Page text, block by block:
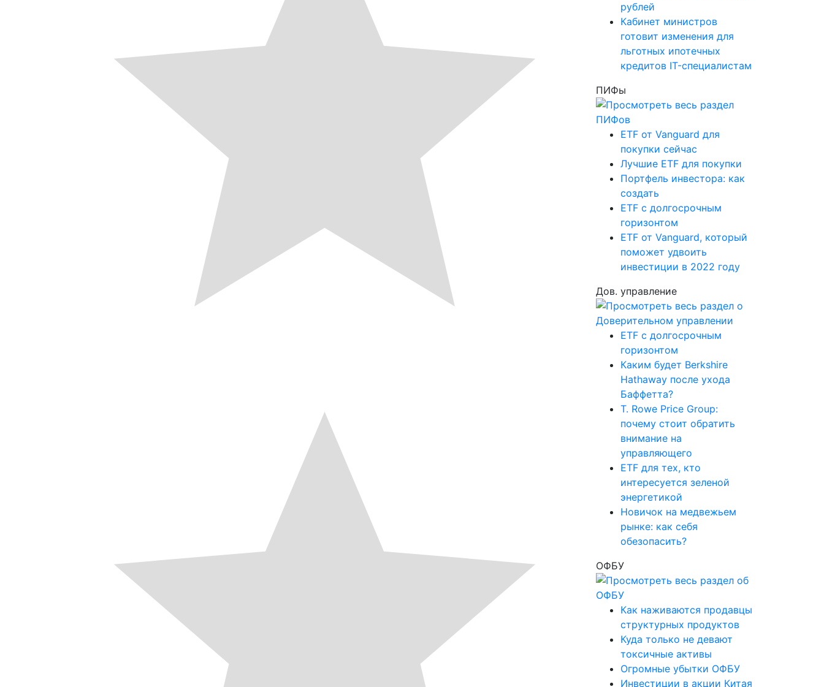
рублей
Кабинет министров
готовит изменения для
льготных ипотечных
кредитов IT-специалистам
ПИФы
ETF от Vanguard для
покупки сейчас
Лучшие ETF для покупки
Портфель инвестора: как
создать
ETF с долгосрочным
горизонтом
ETF от Vanguard, который
поможет удвоить
инвестиции в 2022 году
Дов. управление
ETF с долгосрочным
горизонтом
Каким будет Berkshire
Hathaway после ухода
Баффетта?
T. Rowe Price Group:
почему стоит обратить
внимание на
управляющего
ETF для тех, кто
интересуется зеленой
энергетикой
Новичок на медвежьем
рынке: как себя
обезопасить?
ОФБУ
Как наживаются продавцы
структурных продуктов
Куда только не девают
токсичные активы
Огромные убытки ОФБУ
Инвестиции в акции Китая